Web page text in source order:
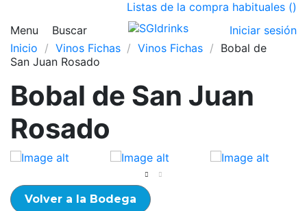
Listas de la compra habituales ()
Menu
Buscar
Iniciar sesión
Inicio
Vinos Fichas Vinos Fichas
Bobal de
San Juan Rosado
Bobal de San Juan
Rosado
Volver a la Bodega